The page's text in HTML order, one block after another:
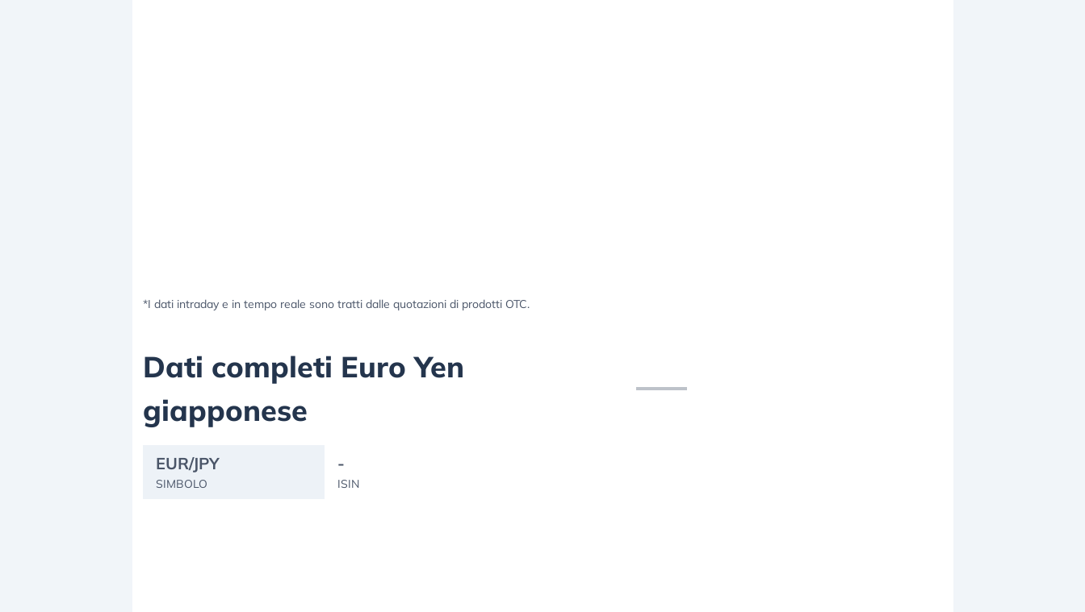
*I dati intraday e in tempo reale sono tratti dalle quotazioni di prodotti OTC.
Dati completi Euro Yen
giapponese
EUR/JPY
SIMBOLO
-
ISIN